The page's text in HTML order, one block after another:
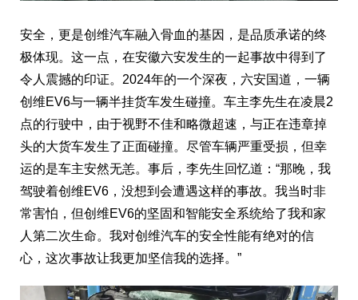
安全，更是创维汽车融入骨血的基因，是品质承诺的终
极体现。这一点，在安徽六安发生的一起事故中得到了
令人震撼的印证。2024年的一个深夜，六安国道，一辆
创维EV6与一辆半挂货车发生碰撞。车主李先生在凌晨2
点的行驶中，由于视野不佳和略微超速，与正在违章掉
头的大货车发生了正面碰撞。尽管车辆严重受损，但幸
运的是车主安然无恙。事后，李先生回忆道：“那晚，我
驾驶着创维EV6，没想到会遭遇这样的事故。我当时非
常害怕，但创维EV6的坚固和智能安全系统给了我和家
人第二次生命。我对创维汽车的安全性能有绝对的信
心，这次事故让我更加坚信我的选择。”